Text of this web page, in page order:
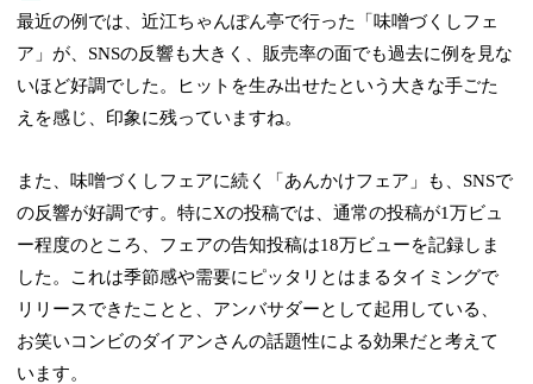
最近の例では、近江ちゃんぽん亭で行った「味噌づくしフェ
ア」が、SNSの反響も大きく、販売率の面でも過去に例を見な
いほど好調でした。ヒットを生み出せたという大きな手ごた
えを感じ、印象に残っていますね。
また、味噌づくしフェアに続く「あんかけフェア」も、SNSで
の反響が好調です。特にXの投稿では、通常の投稿が1万ビュ
ー程度のところ、フェアの告知投稿は18万ビューを記録しま
した。これは季節感や需要にピッタリとはまるタイミングで
リリースできたことと、アンバサダーとして起用している、
お笑いコンビのダイアンさんの話題性による効果だと考えて
います。